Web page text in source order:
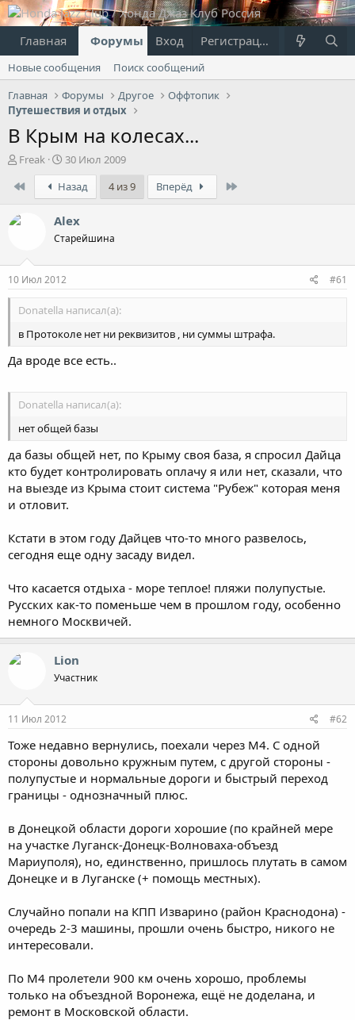
Главная Форумы Что нового?
Вход Регистрация
Новые сообщения
Поиск сообщений
Главная
Форумы Другое
Оффтопик
Путешествия и отдых
В Крым на колесах...
А
т
р
т
ы
Freak
Д
а
т
а
н
а
ч
л
а
30 Июл 2009
Назад 4 из 9 Вперёд
Alex
Старейшина
10 Июл 2012 #61
Donatella написал(а):
в Протоколе нет ни реквизитов , ни суммы штрафа.
Да вроде все есть..
Donatella написал(а):
нет общей базы
да базы общей нет, по Крыму своя база, я спросил Дайца
кто будет контролировать оплачу я или нет, сказали, что
на выезде из Крыма стоит система "Рубеж" которая меня
и отловит.
Кстати в этом году Дайцев что-то много развелось,
сегодня еще одну засаду видел.
Что касается отдыха - море теплое! пляжи полупустые.
Русских как-то поменьше чем в прошлом году, особенно
немного Москвичей.
Lion
Участник
11 Июл 2012 #62
Тоже недавно вернулись, поехали через М4. С одной
стороны довольно кружным путем, с другой стороны -
полупустые и нормальные дороги и быстрый переход
границы - однозначный плюс.
в Донецкой области дороги хорошие (по крайней мере
на участке Луганск-Донецк-Волноваха-объезд
Мариуполя), но, единственно, пришлось плутать в самом
Донецке и в Луганске (+ помощь местных).
Случайно попали на КПП Изварино (район Краснодона) -
очередь 2-3 машины, прошли очень быстро, никого не
интересовали.
По М4 пролетели 900 км очень хорошо, проблемы
только на объездной Воронежа, ещё не доделана, и
ремонт в Московской области.